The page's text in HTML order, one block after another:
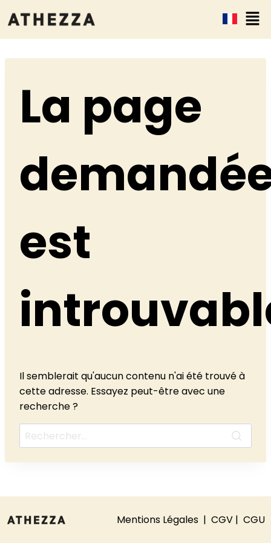
La page
est
Il semblerait qu'aucun contenu n'ai été trouvé à
cette adresse. Essayez peut-être avec une
recherche ?
Mentions Légales| CGV | CGU